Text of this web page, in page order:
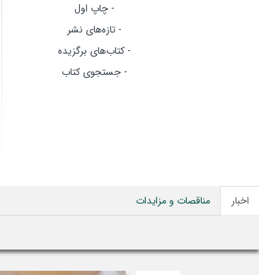
- چاپ اول
- تازه‌های نشر
- کتاب‌های برگزیده
- جستجوی کتاب
اخبار مناقصات و مزایدات